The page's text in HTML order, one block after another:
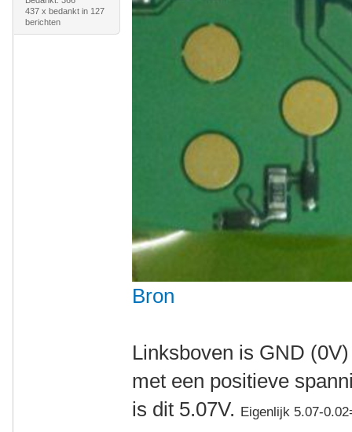
437 x bedankt in 127
berichten
Bron
Linksboven is GND
met een positieve
is dit 5.07V.
Eigenlijk 5.07-